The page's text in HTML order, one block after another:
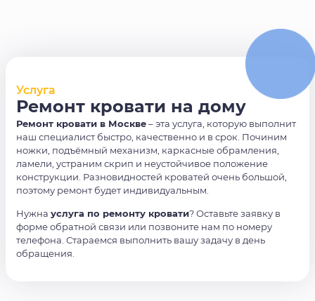
Услуга
Ремонт кровати на дому
Ремонт кровати в Москве– эта услуга, которую выполнит
наш специалист быстро, качественно и в срок. Починим
ножки, подъёмный механизм, каркасные обрамления,
ламели, устраним скрип и неустойчивое положение
конструкции. Разновидностей кроватей очень большой,
поэтому ремонт будет индивидуальным.
Нужна услуга по ремонту кровати? Оставьте заявку в
форме обратной связи или позвоните нам по номеру
телефона. Стараемся выполнить вашу задачу в день
обращения.